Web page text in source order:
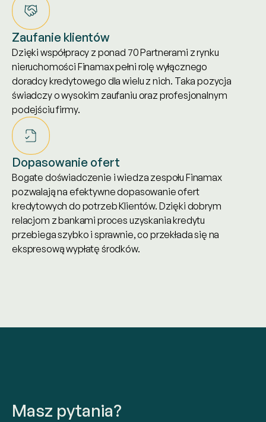
Zaufanie klientów
Dzięki współpracy z ponad 70 Partnerami z rynku
nieruchomości Finamax pełni rolę wyłącznego
doradcy kredytowego dla wielu z nich. Taka pozycja
świadczy o wysokim zaufaniu oraz profesjonalnym
podejściu firmy.
Dopasowanie ofert
Bogate doświadczenie i wiedza zespołu Finamax
pozwalają na efektywne dopasowanie ofert
kredytowych do potrzeb Klientów. Dzięki dobrym
relacjom z bankami proces uzyskania kredytu
przebiega szybko i sprawnie, co przekłada się na
ekspresową wypłatę środków.
Masz pytania?